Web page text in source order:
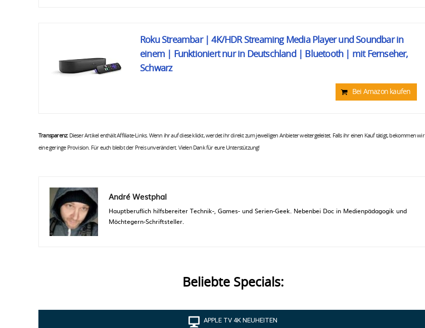
Roku Streambar | 4K/HDR Streaming Media Player und Soundbar in
einem | Funktioniert nur in Deutschland | Bluetooth | mit Fernseher,
Schwarz
Bei Amazon kaufen
Transparenz:Dieser Artikel enthält Affiliate-Links. Wenn ihr auf diese klickt, werdet ihr direkt zum jeweiligen Anbieter weitergeleitet. Falls ihr einen Kauf tätigt, bekommen wir
eine geringe Provision. Für euch bleibt der Preis unverändert. Vielen Dank für eure Unterstützung!
André Westphal
Hauptberuflich hilfsbereiter Technik-, Games- und Serien-Geek. Nebenbei Doc in Medienpädagogik und
Möchtegern-Schriftsteller.
Beliebte Specials:
APPLE TV 4K NEUHEITEN